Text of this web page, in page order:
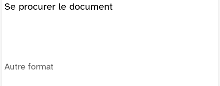
Se procurer le document
Autre format